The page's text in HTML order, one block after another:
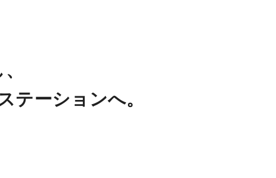
テーションへ。